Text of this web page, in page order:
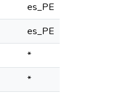
es_PE
es_PE
*
*